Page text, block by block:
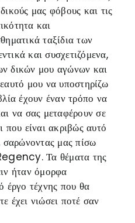
μας φόβους και τις
και
ταξίδια των
και συσχετιζόμενα,
δικών μου αγώνων και
μου να υποστηρίζω
έχουν έναν τρόπο να
να σας μεταφέρουν σε
είναι ακριβώς αυτό
σαρώνοντας μας πίσω
Τα θέματα της
ήταν όμορφα
έργο τέχνης που θα
έχει νιώσει ποτέ σαν